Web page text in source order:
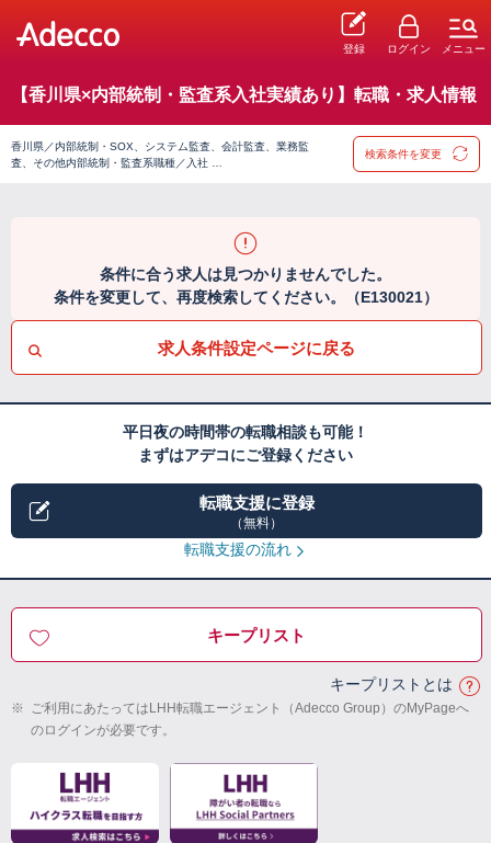
登録 ログイン メニュー
【香川県×内部統制・監査系入社実績あり】転職・求人情報
香川県／内部統制・SOX、システム監査、会計監査、業務監
査、その他内部統制・監査系職種／入社 …
検索条件を変更
条件に合う求人は見つかりませんでした。
条件を変更して、再度検索してください。（E130021）
求人条件設定ページに戻る
平日夜の時間帯の転職相談も可能！
まずはアデコにご登録ください
転職支援に登録
（無料）
転職支援の流れ
キープリスト
キープリストとは
※ ご利用にあたってはLHH転職エージェント（Adecco Group）のMyPageへ
のログインが必要です。